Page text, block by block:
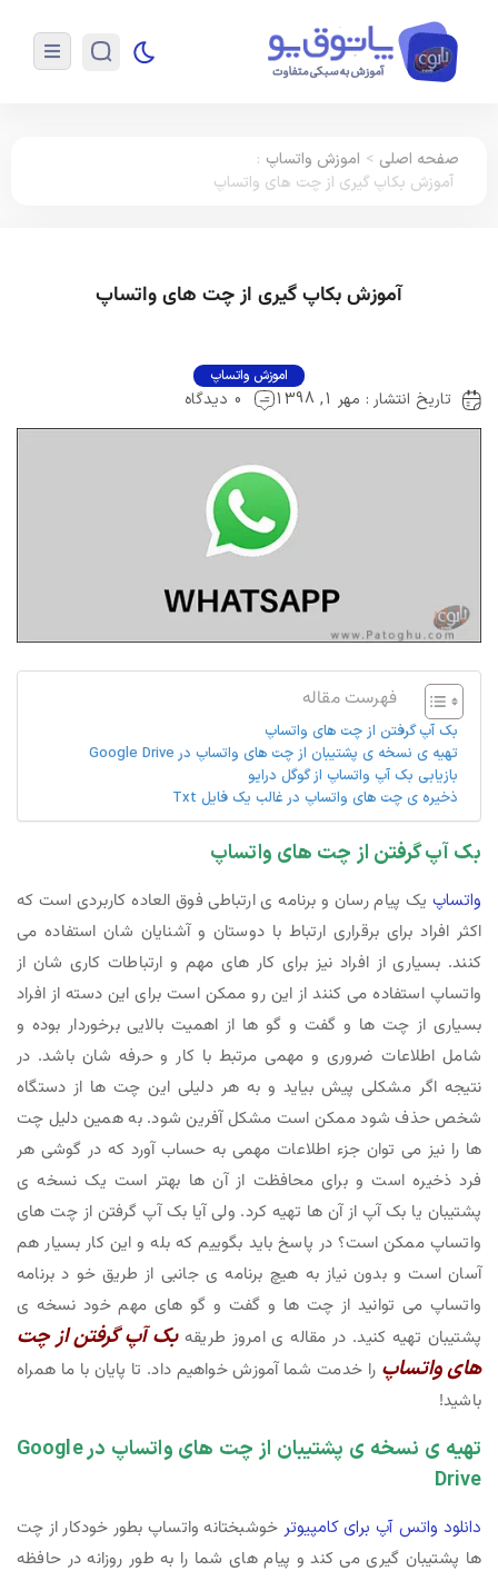
صفحه اصلی > اموزش واتساپ :
آموزش بکاپ گیری از چت های واتساپ
آموزش بکاپ گیری از چت های واتساپ
اموزش واتساپ
تاریخ انتشار : مهر 1, 1398 0 دیدگاه
فهرست مقاله
بک آپ گرفتن از چت های واتساپ
تهیه ی نسخه ی پشتیبان از چت های واتساپ در Google Drive
بازیابی بک آپ واتساپ از گوگل درایو
ذخیره ی چت های واتساپ در غالب یک فایل Txt
بک آپ گرفتن از چت های واتساپ
واتساپ یک پیام رسان و برنامه ی ارتباطی فوق العاده کاربردی است که
اکثر افراد برای برقراری ارتباط با دوستان و آشنایان شان استفاده می
کنند. بسیاری از افراد نیز برای کار های مهم و ارتباطات کاری شان از
واتساپ استفاده می کنند از این رو ممکن است برای این دسته از افراد
بسیاری از چت ها و گفت و گو ها از اهمیت بالایی برخوردار بوده و
شامل اطلاعات ضروری و مهمی مرتبط با کار و حرفه شان باشد. در
نتیجه اگر مشکلی پیش بیاید و به هر دلیلی این چت ها از دستگاه
شخص حذف شود ممکن است مشکل آفرین شود. به همین دلیل چت
ها را نیز می توان جزء اطلاعات مهمی به حساب آورد که در گوشی هر
فرد ذخیره است و برای محافظت از آن ها بهتر است یک نسخه ی
پشتیبان یا بک آپ از آن ها تهیه کرد. ولی آیا بک آپ گرفتن از چت های
واتساپ ممکن است؟ در پاسخ باید بگوییم که بله و این کار بسیار هم
آسان است و بدون نیاز به هیچ برنامه ی جانبی از طریق خو د برنامه
واتساپ می توانید از چت ها و گفت و گو های مهم خود نسخه ی
پشتیبان تهیه کنید. در مقاله ی امروز طریقهبک آپ گرفتن از چت
های واتساپ را خدمت شما آموزش خواهیم داد. تا پایان با ما همراه
باشید!
تهیه ی نسخه ی پشتیبان از چت های واتساپ در Google
Drive
دانلود واتس آپ برای کامپیوتر خوشبختانه واتساپ بطور خودکار از چت
ها پشتیبان گیری می کند و پیام های شما را به طور روزانه در حافظه